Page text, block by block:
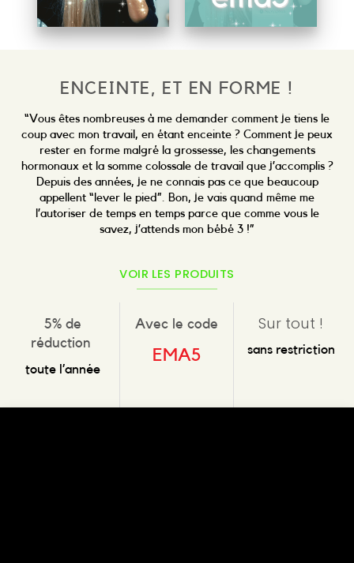
ENCEINTE, ET EN FORME !
“Vous êtes nombreuses à me demander comment je tiens le
coup avec mon travail, en étant enceinte ? Comment je peux
rester en forme malgré la grossesse, les changements
hormonaux et la somme colossale de travail que j’accomplis ?
Depuis des années, je ne connais pas ce que beaucoup
appellent “lever le pied”. Bon, je vais quand même me
l’autoriser de temps en temps parce que comme vous le
savez, j’attends mon bébé 3 !”
VOIR LES PRODUITS
5% de
réduction
toute l’année
Avec le code
EMA5
Sur tout !
sans restriction